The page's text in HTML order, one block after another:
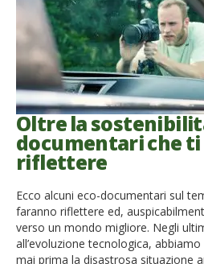
Oltre la
documentari che
riflettere
Ecco alcuni eco-documentari sul
faranno riflettere ed,
verso un mondo migliore. Negli
all’evoluzione tecnologica,
mai prima la disastrosa situazione